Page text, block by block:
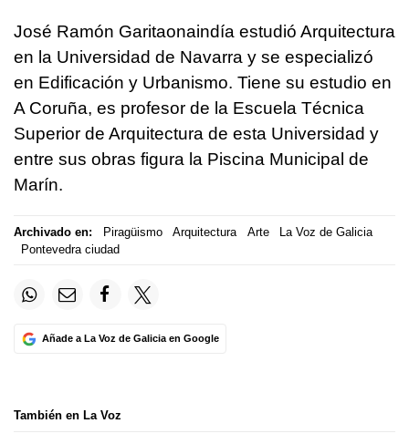
José Ramón Garitaonaindía estudió Arquitectura
en la Universidad de Navarra y se especializó
en Edificación y Urbanismo. Tiene su estudio en
A Coruña, es profesor de la Escuela Técnica
Superior de Arquitectura de esta Universidad y
entre sus obras figura la Piscina Municipal de
Marín.
Archivado en: Piragüismo Arquitectura Arte
La Voz de Galicia
Pontevedra ciudad
Añade a La Voz de Galicia en Google
También en La Voz